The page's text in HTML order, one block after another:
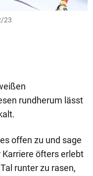
23
rundherum lässt
offen zu und sage
Karriere öfters erlebt
runter zu rasen,